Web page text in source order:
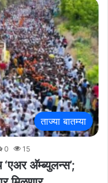
ताज्या बातम्या
0 15
‘एअर अ‍ॅम्ब्युलन्स’;